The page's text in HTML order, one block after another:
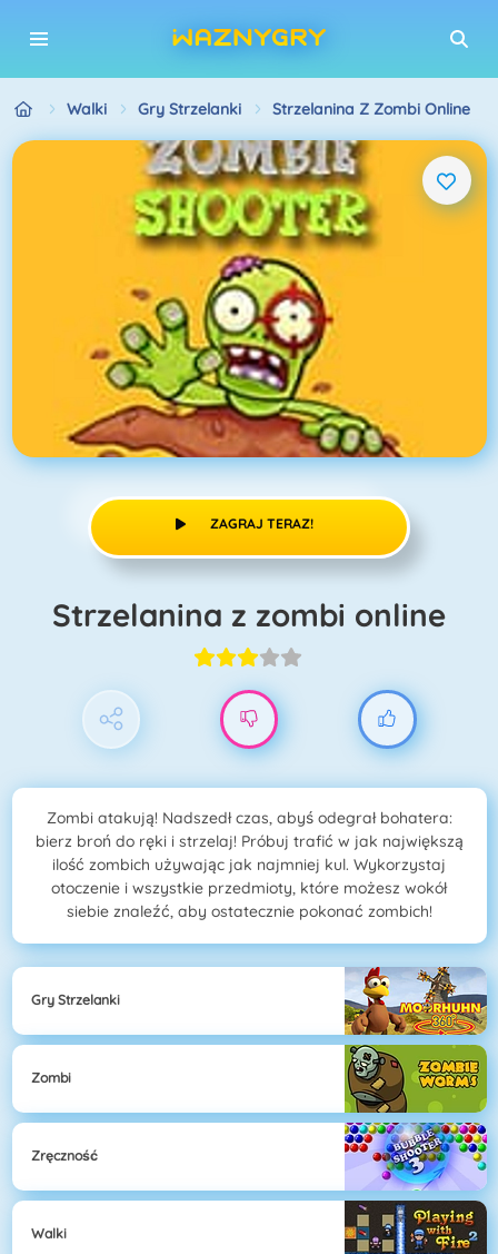
Walki Gry Strzelanki Strzelanina Z Zombi Online
ZAGRAJ TERAZ!
Strzelanina z zombi online
Zombi atakują! Nadszedł czas, abyś odegrał bohatera:
bierz broń do ręki i strzelaj! Próbuj trafić w jak największą
ilość zombich używając jak najmniej kul. Wykorzystaj
otoczenie i wszystkie przedmioty, które możesz wokół
siebie znaleźć, aby ostatecznie pokonać zombich!
Gry Strzelanki
Zombi
Zręczność
Walki